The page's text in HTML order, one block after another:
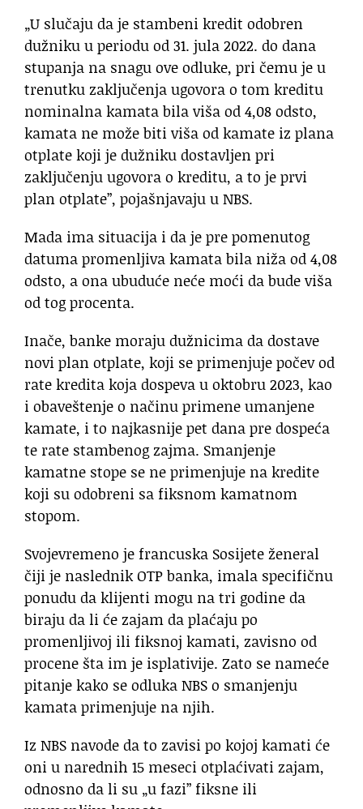
„U slučaju da je stambeni kredit odobren
dužniku u periodu od 31. jula 2022. do dana
stupanja na snagu ove odluke, pri čemu je u
trenutku zaključenja ugovora o tom kreditu
nominalna kamata bila viša od 4,08 odsto,
kamata ne može biti viša od kamate iz plana
otplate koji je dužniku dostavljen pri
zaključenju ugovora o kreditu, a to je prvi
plan otplate”, pojašnjavaju u NBS.
Mada ima situacija i da je pre pomenutog
datuma promenljiva kamata bila niža od 4,08
odsto, a ona ubuduće neće moći da bude viša
od tog procenta.
Inače, banke moraju dužnicima da dostave
novi plan otplate, koji se primenjuje počev od
rate kredita koja dospeva u oktobru 2023, kao
i obaveštenje o načinu primene umanjene
kamate, i to najkasnije pet dana pre dospeća
te rate stambenog zajma. Smanjenje
kamatne stope se ne primenjuje na kredite
koji su odobreni sa fiksnom kamatnom
stopom.
Svojevremeno je francuska Sosijete ženeral
čiji je naslednik OTP banka, imala specifičnu
ponudu da klijenti mogu na tri godine da
biraju da li će zajam da plaćaju po
promenljivoj ili fiksnoj kamati, zavisno od
procene šta im je isplativije. Zato se nameće
pitanje kako se odluka NBS o smanjenju
kamata primenjuje na njih.
Iz NBS navode da to zavisi po kojoj kamati će
oni u narednih 15 meseci otplaćivati zajam,
odnosno da li su „u fazi” fiksne ili